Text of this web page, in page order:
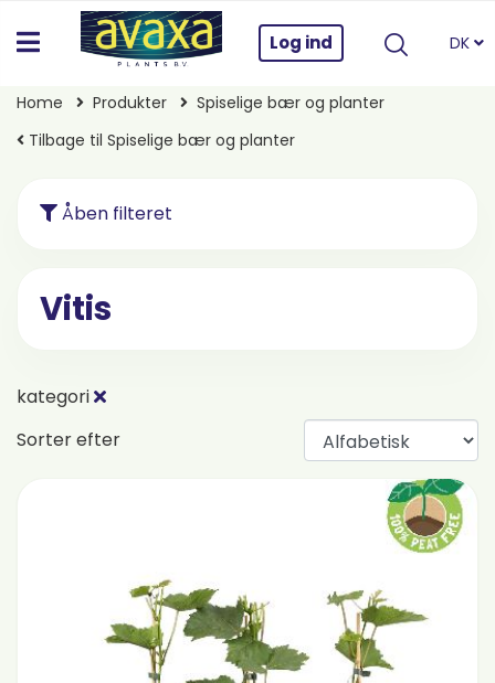
Log ind DK
Home Produkter
Spiselige bær og planter
Tilbage til Spiselige bær og planter
Åben filteret
Vitis
kategori
Sorter efter